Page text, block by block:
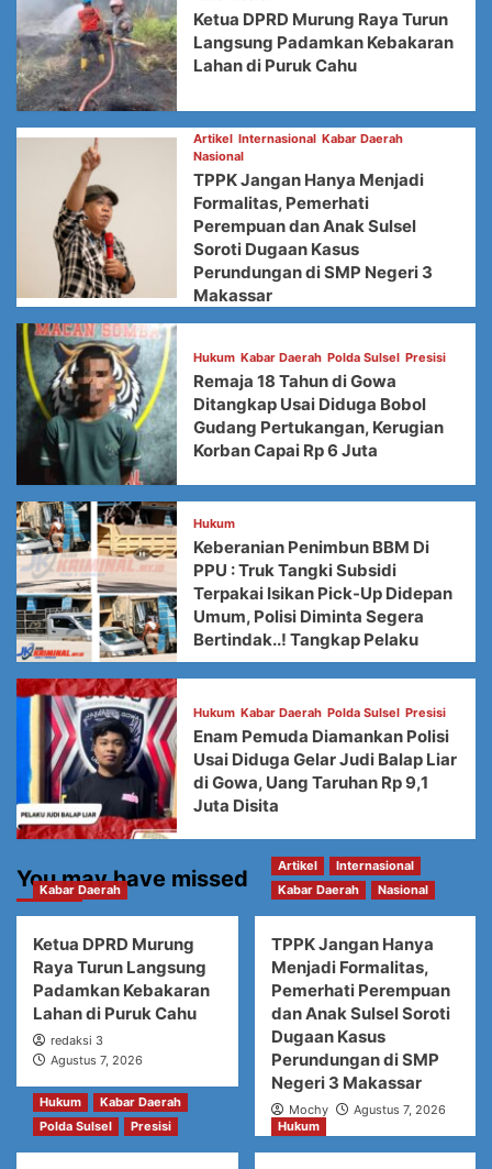
Ketua DPRD Murung Raya Turun
Langsung Padamkan Kebakaran
Lahan di Puruk Cahu
Artikel Internasional Kabar Daerah
Nasional
TPPK Jangan Hanya Menjadi
Formalitas, Pemerhati
Perempuan dan Anak Sulsel
Soroti Dugaan Kasus
Perundungan di SMP Negeri 3
Makassar
Hukum Kabar Daerah Polda Sulsel Presisi
Remaja 18 Tahun di Gowa
Ditangkap Usai Diduga Bobol
Gudang Pertukangan, Kerugian
Korban Capai Rp 6 Juta
Hukum
Keberanian Penimbun BBM Di
PPU : Truk Tangki Subsidi
Terpakai Isikan Pick-Up Didepan
Umum, Polisi Diminta Segera
Bertindak..! Tangkap Pelaku
Hukum Kabar Daerah Polda Sulsel Presisi
Enam Pemuda Diamankan Polisi
Usai Diduga Gelar Judi Balap Liar
di Gowa, Uang Taruhan Rp 9,1
Juta Disita
You may have missed
Kabar Daerah
Ketua DPRD Murung
Raya Turun Langsung
Padamkan Kebakaran
Lahan di Puruk Cahu
redaksi 3
Agustus 7, 2026
Artikel
Internasional
Kabar Daerah
Nasional
TPPK Jangan Hanya
Menjadi Formalitas,
Pemerhati Perempuan
dan Anak Sulsel Soroti
Dugaan Kasus
Perundungan di SMP
Negeri 3 Makassar
Mochy Agustus 7, 2026
Hukum
Kabar Daerah
Polda Sulsel
Presisi Hukum